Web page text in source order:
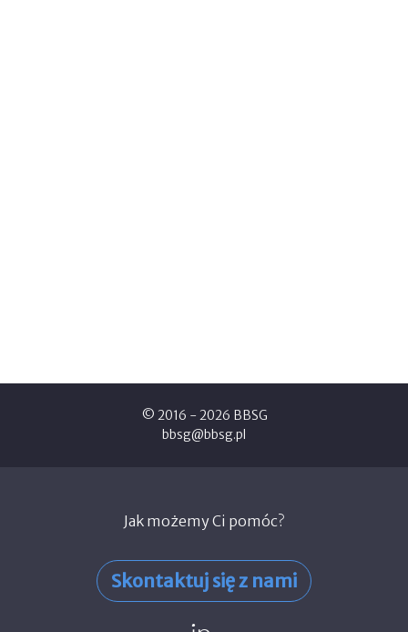
© 2016 - 2026 BBSG
bbsg@bbsg.pl
Jak możemy Ci pomóc?
Skontaktuj się z nami